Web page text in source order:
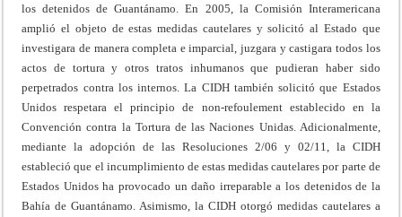
los detenidos de Guantánamo. En 2005, la Comisión Interamericana
amplió el objeto de estas medidas cautelares y solicitó al Estado que
investigara de manera completa e imparcial, juzgara y castigara todos los
actos de tortura y otros tratos inhumanos que pudieran haber sido
perpetrados contra los internos. La CIDH también solicitó que Estados
Unidos respetara el principio de non-refoulement establecido en la
Convención contra la Tortura de las Naciones Unidas. Adicionalmente,
mediante la adopción de las Resoluciones 2/06 y 02/11, la CIDH
estableció que el incumplimiento de estas medidas cautelares por parte de
Estados Unidos ha provocado un daño irreparable a los detenidos de la
Bahía de Guantánamo. Asimismo, la CIDH otorgó medidas cautelares a